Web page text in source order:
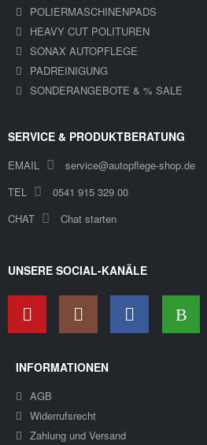
POLIERMASCHINENPADS
HEAVY CUT POLITUREN
SONAX AUTOPFLEGE
PADREINIGUNG
SONDERANGEBOTE & % SALE
SERVICE & PRODUKTBERATUNG
EMAIL
service@autopflege-shop.de
TEL
0541 915 329 00
CHAT
Chat starten
UNSERE SOCIAL-KANÄLE
INFORMATIONEN
AGB
Widerrufsrecht
Zahlung und Versand